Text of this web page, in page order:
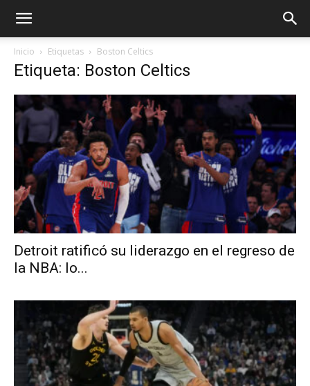
Inicio Etiquetas Boston Celtics
Etiqueta: Boston Celtics
Detroit ratificó su liderazgo en el regreso de
la NBA: lo...